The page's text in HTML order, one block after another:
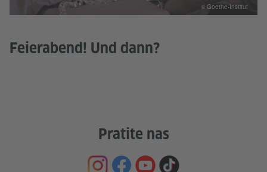
Feierabend! Und dann?
© Goethe-Institut
Pratite nas